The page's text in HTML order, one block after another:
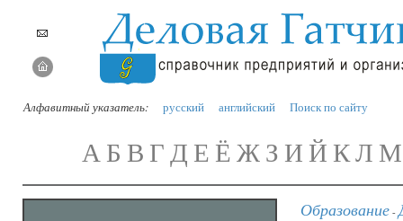
Алфавитный указатель: русский английский Поиск по сайту
АБ В ГД Е ЁЖЗ И Й КЛ М
Образование -